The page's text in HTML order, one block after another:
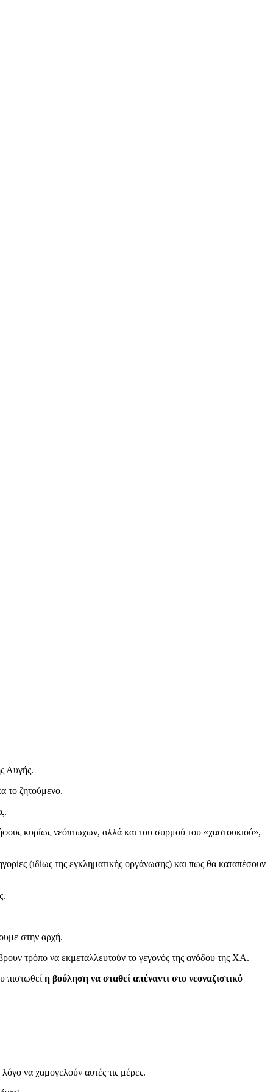
Αυγής.
το ζητούμενο.
κυρίως νεόπτωχων, αλλά και του συρμού του «χαστουκιού»,
(ιδίως της εγκληματικής οργάνωσης) και πως θα καταπέσουν
στην αρχή.
τρόπο να εκμεταλλευτούν το γεγονός της ανόδου της ΧΑ.
πιστωθεί η βούληση να σταθεί απέναντι στο νεοναζιστικό
να χαμογελούν αυτές τις μέρες.